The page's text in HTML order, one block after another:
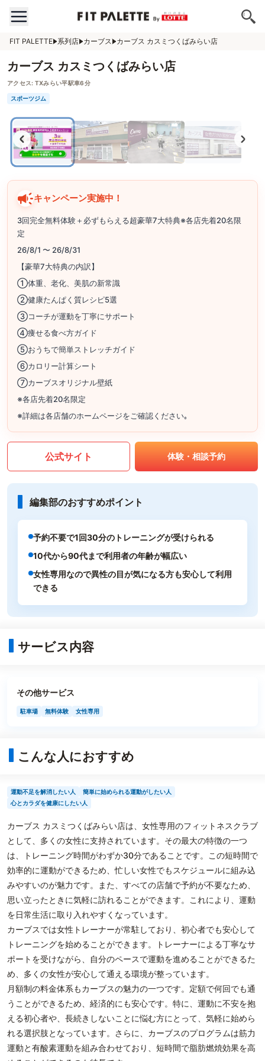
FIT PALETTE 系列店 カーブス カーブス カスミつくばみらい店
カーブス カスミつくばみらい店
アクセス: TXみらい平駅車6分
スポーツジム
キャンペーン実施中！
3回完全無料体験＋必ずもらえる超豪華7大特典※各店先着20名限
定
26/8/1 〜 26/8/31
【豪華7大特典の内訳】
①体重、老化、美肌の新常識
②健康たんぱく質レシピ5選
③コーチが運動を丁寧にサポート
④痩せる食べ方ガイド
⑤おうちで簡単ストレッチガイド
⑥カロリー計算シート
⑦カーブスオリジナル壁紙
※各店先着20名限定
※詳細は各店舗のホームページをご確認ください｡
公式サイト 体験・相談予約
編集部のおすすめポイント
予約不要で1回30分のトレーニングが受けられる
10代から90代まで利用者の年齢が幅広い
女性専用なので異性の目が気になる方も安心して利用
できる
サービス内容
その他サービス
駐車場 無料体験 女性専用
こんな人におすすめ
運動不足を解消したい人
簡単に始められる運動がしたい人
心とカラダを健康にしたい人
カーブス カスミつくばみらい店は、女性専用のフィットネスクラブ
として、多くの女性に支持されています。その最大の特徴の一つ
は、トレーニング時間がわずか30分であることです。この短時間で
効率的に運動ができるため、忙しい女性でもスケジュールに組み込
みやすいのが魅力です。また、すべての店舗で予約が不要なため、
思い立ったときに気軽に訪れることができます。これにより、運動
を日常生活に取り入れやすくなっています。
カーブスでは女性トレーナーが常駐しており、初心者でも安心して
トレーニングを始めることができます。トレーナーによる丁寧なサ
ポートを受けながら、自分のペースで運動を進めることができるた
め、多くの女性が安心して通える環境が整っています。
月額制の料金体系もカーブスの魅力の一つです。定額で何回でも通
うことができるため、経済的にも安心です。特に、運動に不安を抱
える初心者や、長続きしないことに悩む方にとって、気軽に始めら
れる選択肢となっています。さらに、カーブスのプログラムは筋力
運動と有酸素運動を組み合わせており、短時間で脂肪燃焼効果を高